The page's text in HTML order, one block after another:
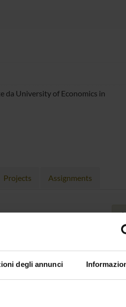
degli annunci
da University of Economics in
Projects Assignments